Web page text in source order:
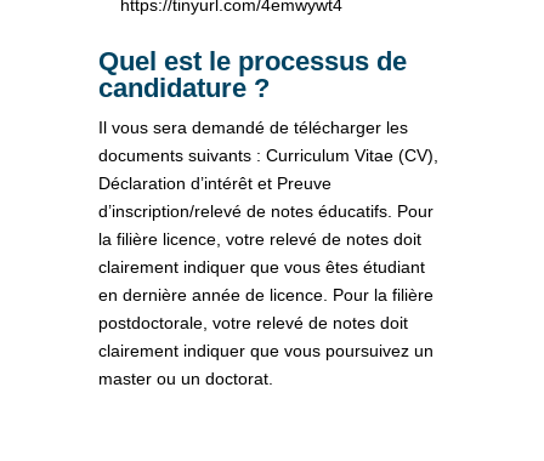
https://tinyurl.com/4emwywt4
Quel est le processus de
candidature ?
Il vous sera demandé de télécharger les
documents suivants : Curriculum Vitae (CV),
Déclaration d’intérêt et Preuve
d’inscription/relevé de notes éducatifs. Pour
la filière licence, votre relevé de notes doit
clairement indiquer que vous êtes étudiant
en dernière année de licence. Pour la filière
postdoctorale, votre relevé de notes doit
clairement indiquer que vous poursuivez un
master ou un doctorat.